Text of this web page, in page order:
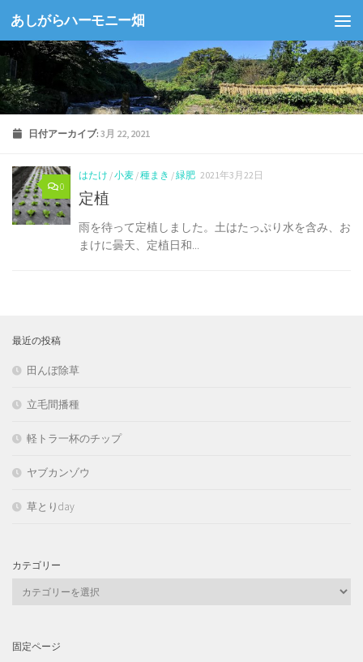
コンテンツへスキップ
あしがらハーモニー畑
日付アーカイブ:3月 22, 2021
0
はたけ /小麦 /種まき /緑肥 2021年3月22日
定植
雨を待って定植しました。土はたっぷり水を含み、お
まけに曇天、定植日和...
最近の投稿
田んぼ除草
立毛間播種
軽トラ一杯のチップ
ヤブカンゾウ
草とりday
カテゴリー
ー
固定ページ